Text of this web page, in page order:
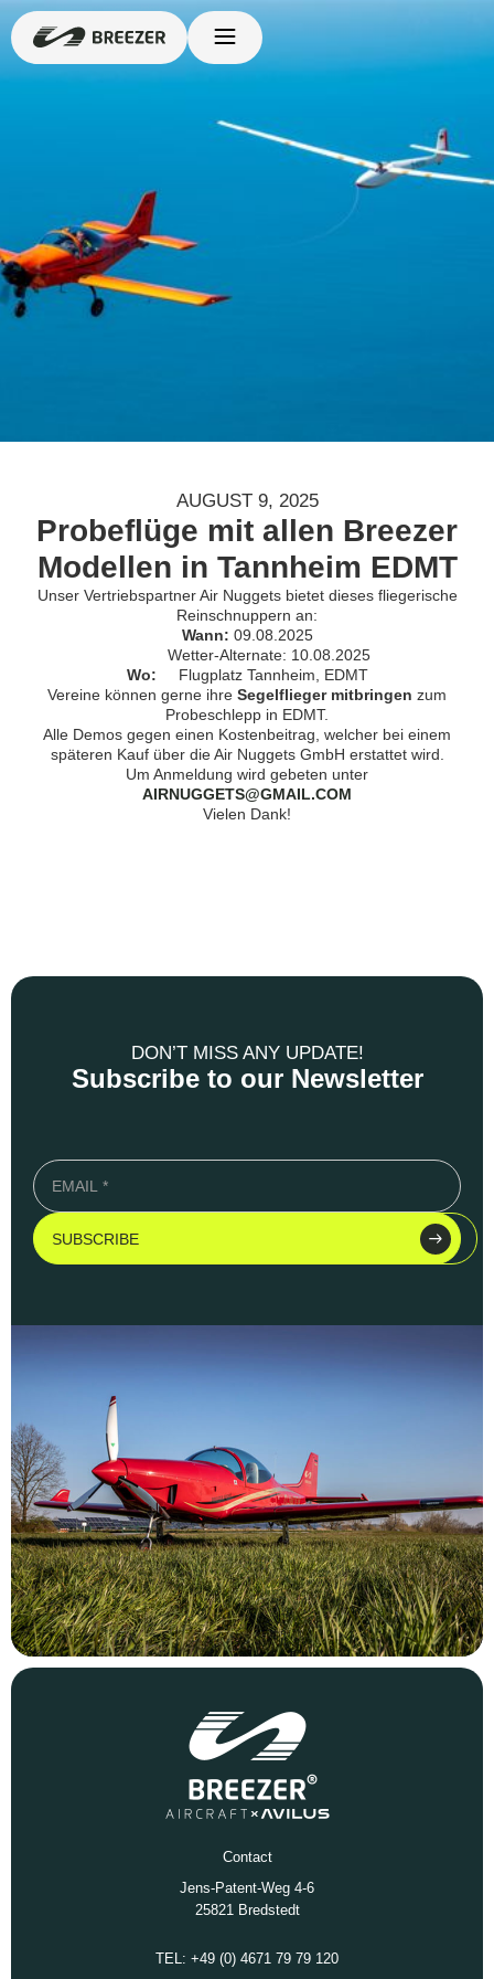
AUGUST 9, 2025
Probeflüge mit allen Breezer
Modellen in Tannheim EDMT
Unser Vertriebspartner Air Nuggets bietet dieses fliegerische
Reinschnuppern an:
Wann: 09.08.2025
Wetter-Alternate: 10.08.2025
Wo:
Flugplatz Tannheim, EDMT
​​Vereine können gerne ihre Segelflieger mitbringen zum
Probeschlepp in EDMT.
Alle Demos gegen einen Kostenbeitrag, welcher bei einem
späteren Kauf über die Air Nuggets GmbH erstattet wird.
Um Anmeldung wird gebeten unter
AIRNUGGETS@GMAIL.COM
Vielen Dank!
DON’T MISS ANY UPDATE!
Subscribe to our Newsletter
SUBSCRIBE
Contact
Jens-Patent-Weg 4-6
25821 Bredstedt
TEL: +49 (0) 4671 79 79 120